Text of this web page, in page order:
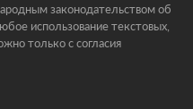
законодательством об
использование текстовых,
только с согласия